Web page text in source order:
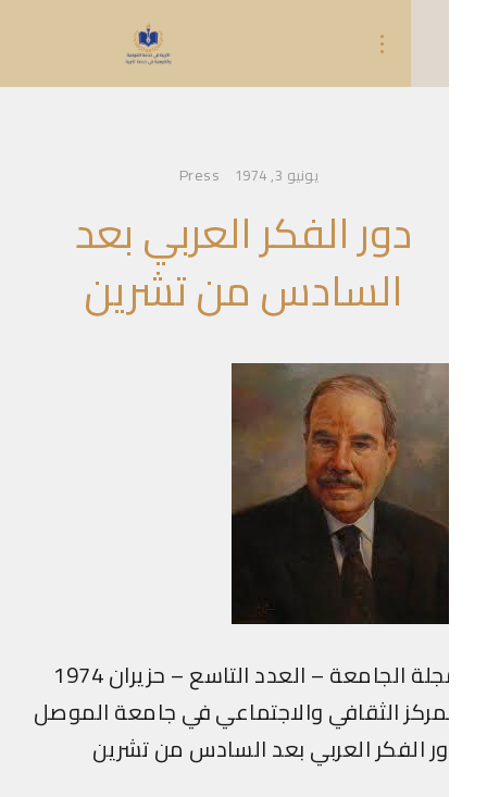
Press
دور الفكر العربي بعد
السادس من تشرين
الجامعة – العدد التاسع – حزيران 1974
الثقافي والاجتماعي في جامعة الموصل
الفكر العربي بعد السادس من تشرين